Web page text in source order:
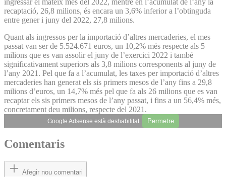
recaptació, 26,8 milions, és encara un 3,6% inferior a l’obtinguda
entre gener i juny del 2022, 27,8 milions.
Quant als ingressos per la importació d’altres mercaderies, el mes
passat van ser de 5.524.671 euros, un 10,2% més respecte als 5
milions que es van assolir el juny de l’exercici 2022 i també
significativament superiors als 3,8 milions corresponents al juny de
l’any 2021. Pel que fa a l’acumulat, les taxes per importació d’altres
mercaderies han generat els sis primers mesos de l’any fins a 29,8
milions d’euros, un 14,7% més pel que fa als 26 milions que es van
recaptar els sis primers mesos de l’any passat, i fins a un 56,4% més,
concretament deu milions, respecte del 2021.
Google Adsense està deshabilitat. Permetre
Comentaris
Afegir nou comentari